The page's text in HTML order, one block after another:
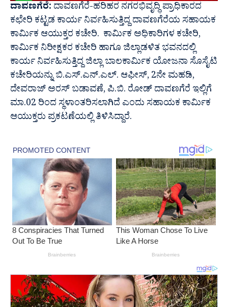
ದಾವಣಗೆರೆ: ದಾವಣಗೆರೆ-ಹರಿಹರ ನಗರಭಿವೃದ್ಧಿ ಪ್ರಾಧಿಕಾರದ
ಕಛೇರಿ ಕಟ್ಟಡ ಕಾರ್ಯ ನಿರ್ವಹಿಸುತ್ತಿದ್ದ ದಾವಣಗೆರೆಯ ಸಹಾಯಕ
ಕಾರ್ಮಿಕ ಆಯುಕ್ತರ ಕಚೇರಿ. ಕಾರ್ಮಿಕ ಅಧಿಕಾರಿಗಳ ಕಚೇರಿ,
ಕಾರ್ಮಿಕ ನಿರೀಕ್ಷಕರ ಕಚೇರಿ ಹಾಗೂ ಜಿಲ್ಲಾಡಳಿತ ಭವನದಲ್ಲಿ
ಕಾರ್ಯ ನಿರ್ವಹಿಸುತ್ತಿದ್ದ ಜಿಲ್ಲಾ ಬಾಲಕಾರ್ಮಿಕ ಯೋಜನಾ ಸೊಸೈಟಿ
ಕಚೇರಿಯನ್ನು ಬಿ.ಎಸ್.ಎನ್.ಎಲ್. ಆಫೀಸ್, 2ನೇ ಮಹಡಿ,
ದೇವರಾಜ್ ಅರಸ್ ಬಡಾವಣೆ, ಪಿ.ಬಿ. ರೋಡ್ ದಾವಣಗೆರೆ ಇಲ್ಲಿಗೆ
ಮಾ.02 ರಿಂದ ಸ್ಥಳಾಂತರಿಸಲಾಗಿದೆ ಎಂದು ಸಹಾಯಕ ಕಾರ್ಮಿಕ
ಆಯುಕ್ತರು ಪ್ರಕಟಣೆಯಲ್ಲಿ ತಿಳಿಸಿದ್ದಾರೆ.